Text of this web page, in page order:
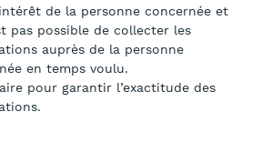
de la personne concernée et
pas possible de collecter les
auprès de la personne
en temps voulu.
pour garantir l’exactitude des